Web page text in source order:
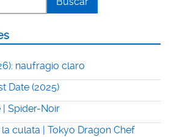
naufragio claro
Date (2025)
| Spider-Noir
culata | Tokyo Dragon Chef